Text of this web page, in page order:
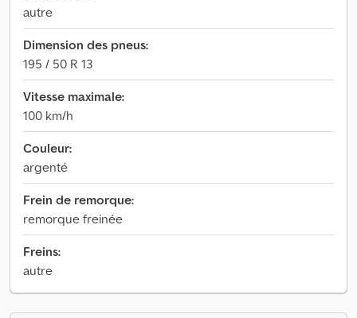
autre
Dimension des pneus:
195 / 50 R 13
Vitesse maximale:
100 km/h
Couleur:
argenté
Frein de remorque:
remorque freinée
Freins:
autre